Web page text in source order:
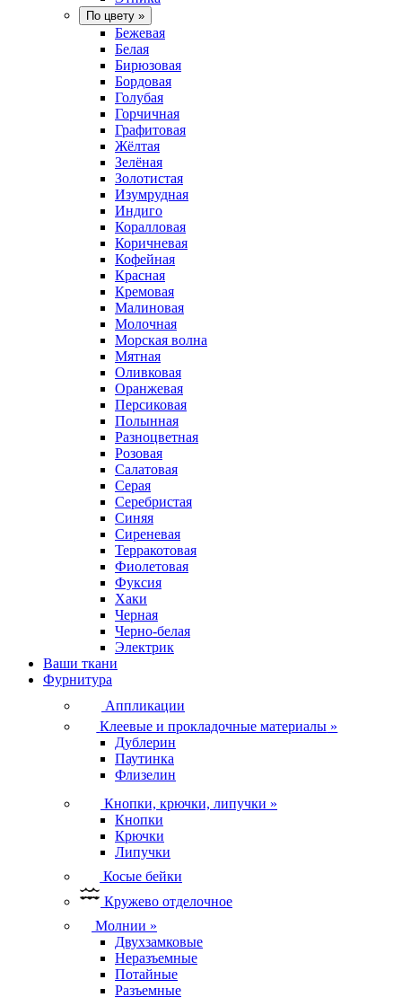
По цвету »
Бежевая
Белая
Бирюзовая
Бордовая
Голубая
Горчичная
Графитовая
Жёлтая
Зелёная
Золотистая
Изумрудная
Индиго
Коралловая
Коричневая
Кофейная
Красная
Кремовая
Малиновая
Молочная
Морская волна
Мятная
Оливковая
Оранжевая
Персиковая
Полынная
Разноцветная
Розовая
Салатовая
Серая
Серебристая
Синяя
Сиреневая
Терракотовая
Фиолетовая
Фуксия
Хаки
Черная
Черно-белая
Электрик
Ваши ткани
Фурнитура
Аппликации
Клеевые и прокладочные материалы »
Дублерин
Паутинка
Флизелин
Кнопки, крючки, липучки »
Кнопки
Крючки
Липучки
Косые бейки
Кружево отделочное
Молнии »
Двухзамковые
Неразъемные
Потайные
Разъемные